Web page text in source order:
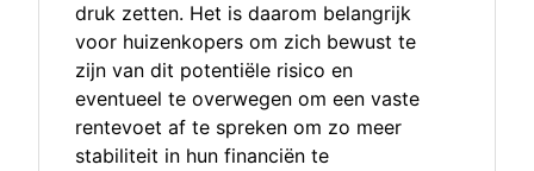
druk zetten. Het is daarom belangrijk
voor huizenkopers om zich bewust te
zijn van dit potentiële risico en
eventueel te overwegen om een vaste
rentevoet af te spreken om zo meer
stabiliteit in hun financiën te